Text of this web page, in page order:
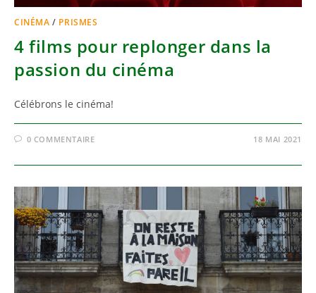
CINÉMA / PRISMES
4 films pour replonger dans la
passion du cinéma
Célébrons le cinéma!
0 COMMENTAIRE 18 MAI 2021